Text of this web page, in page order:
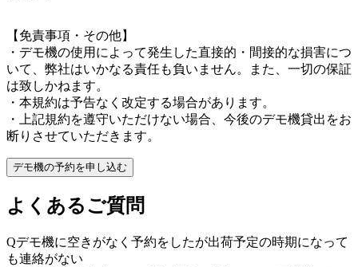
【免責事項・その他】
・デモ機の使用によって発生した直接的・間接的な損害につ
いて、弊社はいかなる責任も負いません。また、一切の保証
は致しかねます。
・本規約は予告なく改定する場合があります。
・上記規約を遵守いただけない場合、今後のデモ機貸出をお
断りさせていただきます。
よくあるご質問
Qデモ機に空きがなく予約をしたが出荷予定の時期になって
も連絡がない